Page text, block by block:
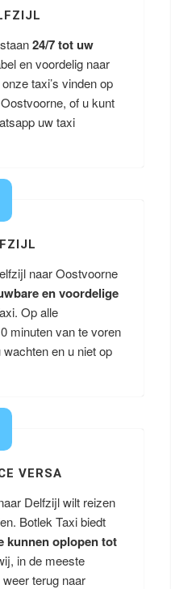
24/7 tot uw
en voordelig naar
taxi’s vinden op
of u kunt
uw taxi
naar Oostvoorne
en voordelige
Op alle
minuten van te voren
en u niet op
VERSA
Delfzijl wilt reizen
Botlek Taxi biedt
kunnen oplopen tot
in de meeste
terug naar